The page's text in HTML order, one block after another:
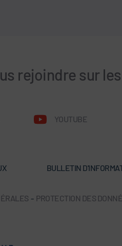
rejoindre sur
YOUTUBE
BULLETIN
- PROTECTION DES